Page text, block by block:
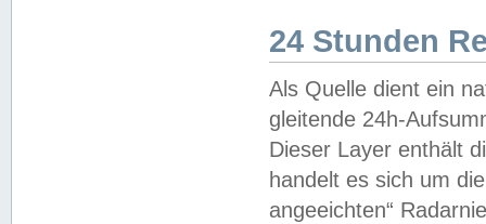
24 Stunden
Als Quelle dient ein
gleitende 24h-
Dieser Layer enthält
handelt es sich um
angeeichten“